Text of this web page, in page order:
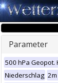
Parameter
500 hPa Geopot.
Niederschlag